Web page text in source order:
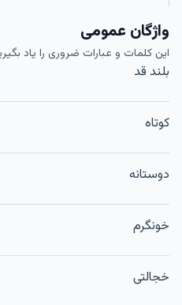
واژگان عمومی
این کلمات و عبارات ضروری را یاد
بلند قد
کوتاه
دوستانه
خونگرم
خجالتی